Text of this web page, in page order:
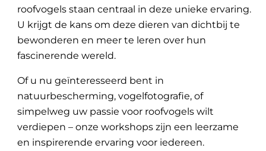
roofvogels staan centraal in deze unieke ervaring.
U krijgt de kans om deze dieren van dichtbij te
bewonderen en meer te leren over hun
fascinerende wereld.
Of u nu geïnteresseerd bent in
natuurbescherming, vogelfotografie, of
simpelweg uw passie voor roofvogels wilt
verdiepen – onze workshops zijn een leerzame
en inspirerende ervaring voor iedereen.